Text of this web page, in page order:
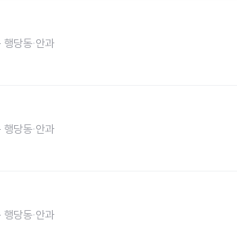
행당동 안과
행당동 안과
행당동 안과